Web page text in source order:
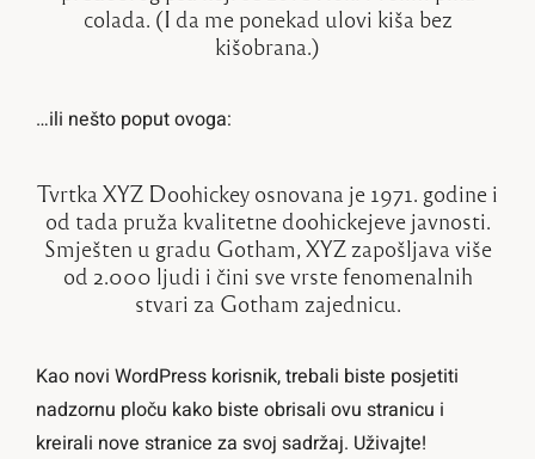
colada. (I da me ponekad ulovi kiša bez
kišobrana.)
…ili nešto poput ovoga:
Tvrtka XYZ Doohickey osnovana je 1971. godine i
od tada pruža kvalitetne doohickejeve javnosti.
Smješten u gradu Gotham, XYZ zapošljava više
od 2.000 ljudi i čini sve vrste fenomenalnih
stvari za Gotham zajednicu.
Kao novi WordPress korisnik, trebali biste posjetiti
nadzornu ploču kako biste obrisali ovu stranicu i
kreirali nove stranice za svoj sadržaj. Uživajte!